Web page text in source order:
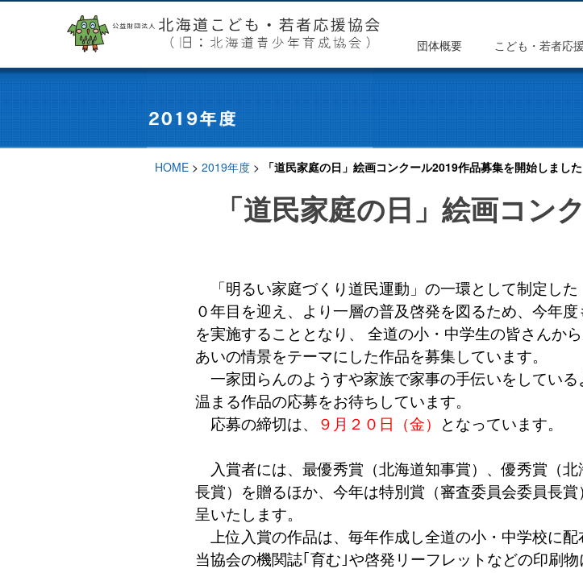
団体概要 こども・若者応
HOME > 2019年度 > 「道民家庭の日」絵画コンクール2019作品募集を開始しました
「道民家庭の日」絵画コン
「明るい家庭づくり道民運動」の一環として制定し
０年目を迎え、より一層の普及啓発を図るため、今年
を実施することとなり、 全道の小・中学生の皆さんか
あいの情景をテーマにした作品を募集しています。
一家団らんのようすや家族で家事の手伝いをしてい
温まる作品の応募をお待ちしています。
応募の締切は、
９月２０日（金） となっています。
入賞者には、最優秀賞（北海道知事賞）、優秀賞（
長賞）を贈るほか、今年は特別賞（審査委員会委員長
呈いたします。
上位入賞の作品は、毎年作成し全道の小・中学校に配
当協会の機関誌｢育む｣や啓発リーフレットなどの印刷物